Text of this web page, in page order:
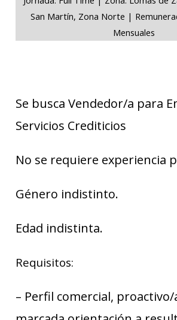
San Martín, Zona Norte |
Mensuales
Se busca Vendedor/a para
Servicios Crediticios
No se requiere experiencia
Género indistinto.
Edad indistinta.
Requisitos:
– Perfil comercial, proactivo/